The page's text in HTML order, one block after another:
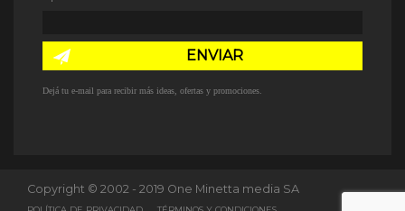
ENVIAR
Dejá tu e-mail para recibir más ideas, ofertas y promociones.
Copyright © 2002 - 2019 One Minetta media SA